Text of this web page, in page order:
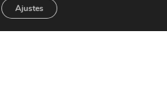
Ajustes